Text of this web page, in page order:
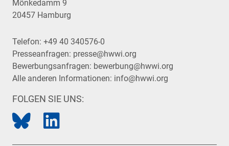
Mönkedamm 9
20457 Hamburg
Telefon: +49 40 340576-0
Presseanfragen: presse@hwwi.org
Bewerbungsanfragen: bewerbung@hwwi.org
Alle anderen Informationen: info@hwwi.org
FOLGEN SIE UNS: